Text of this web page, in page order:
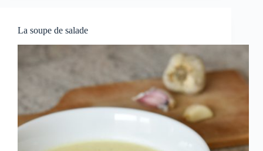
La soupe de salade